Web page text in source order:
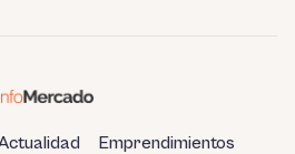
Emprendimientos